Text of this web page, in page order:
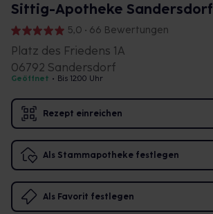
Sittig-Apotheke Sandersdorf
5,0 • 66 Bewertungen
Platz des Friedens 1A
06792 Sandersdorf
Geöffnet • Bis 12:00 Uhr
Rezept einreichen
Als Stammapotheke festlegen
Als Favorit festlegen